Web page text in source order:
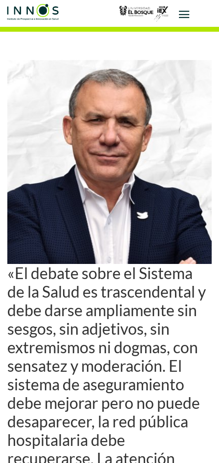
«El debate sobre el Sistema
de la Salud es trascendental y
debe darse ampliamente sin
sesgos, sin adjetivos, sin
extremismos ni dogmas, con
sensatez y moderación. El
sistema de aseguramiento
debe mejorar pero no puede
desaparecer, la red pública
hospitalaria debe
recuperarse. La atención